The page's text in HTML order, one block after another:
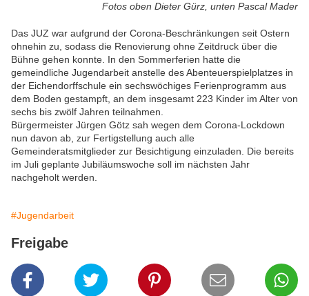
Fotos oben Dieter Gürz, unten Pascal Mader
Das JUZ war aufgrund der Corona-Beschränkungen seit Ostern
ohnehin zu, sodass die Renovierung ohne Zeitdruck über die
Bühne gehen konnte. In den Sommerferien hatte die
gemeindliche Jugendarbeit anstelle des Abenteuerspielplatzes in
der Eichendorffschule ein sechswöchiges Ferienprogramm aus
dem Boden gestampft, an dem insgesamt 223 Kinder im Alter von
sechs bis zwölf Jahren teilnahmen.
Bürgermeister Jürgen Götz sah wegen dem Corona-Lockdown
nun davon ab, zur Fertigstellung auch alle
Gemeinderatsmitglieder zur Besichtigung einzuladen. Die bereits
im Juli geplante Jubiläumswoche soll im nächsten Jahr
nachgeholt werden.
#Jugendarbeit
Freigabe